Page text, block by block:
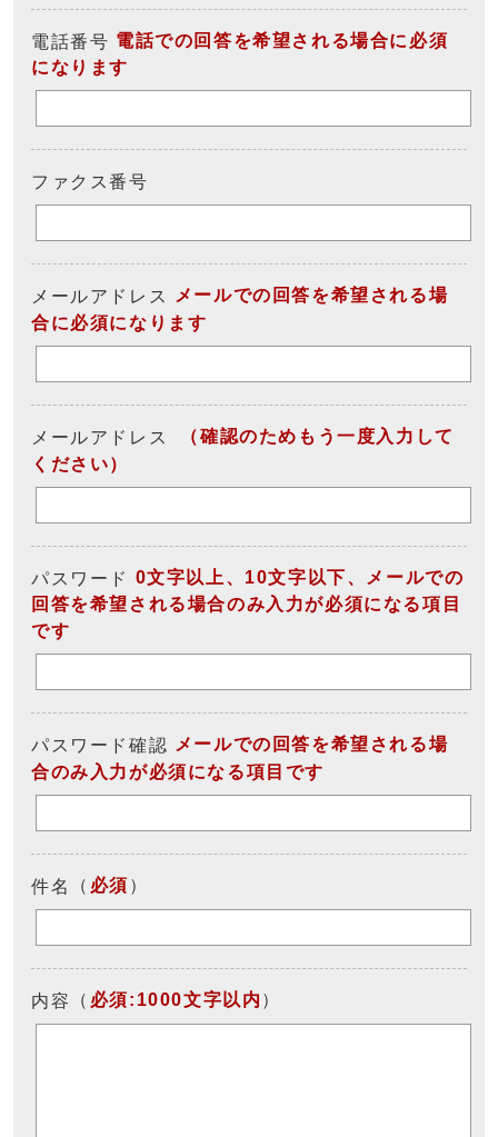
電話番号 電話での回答を希望される場合に必須
になります
ファクス番号
メールアドレス
メールでの回答を希望される場
合に必須になります
メールアドレス
（確認のためもう一度入力して
ください）
パスワード 0文字以上、10文字以下、メールでの
回答を希望される場合のみ入力が必須になる項目
です
パスワード確認 メールでの回答を希望される場
合のみ入力が必須になる項目です
件名 （ 必須 ）
内容 （ 必須:1000文字以内 ）